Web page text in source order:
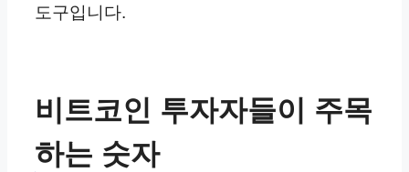
도구입니다.
비트코인 투자자들이 주목
하는 숫자